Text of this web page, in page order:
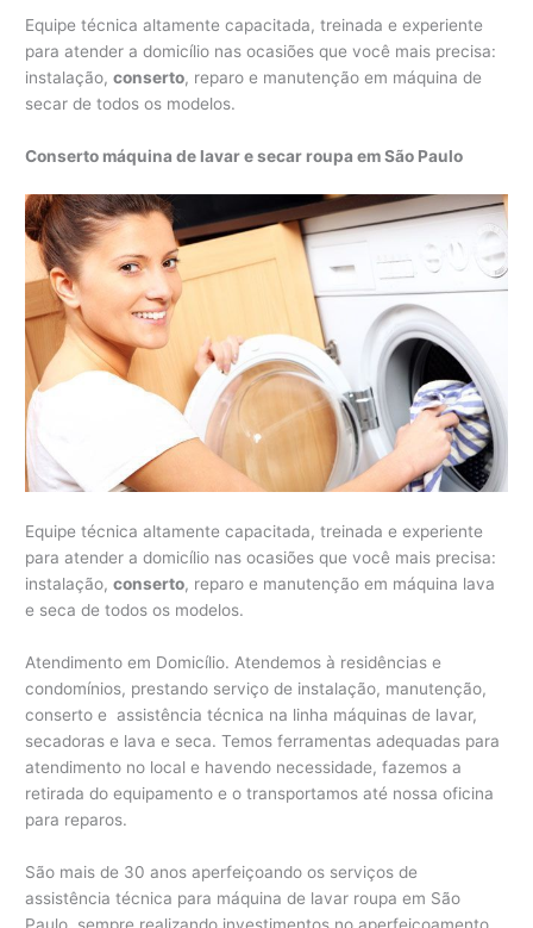
Equipe técnica altamente capacitada, treinada e experiente
para atender a domicílio nas ocasiões que você mais precisa:
instalação,conserto, reparo e manutenção em máquina de
secar de todos os modelos.
Conserto máquina de lavar e secar roupa em São Paulo
Equipe técnica altamente capacitada, treinada e experiente
para atender a domicílio nas ocasiões que você mais precisa:
instalação,conserto, reparo e manutenção em máquina lava
e seca de todos os modelos.
Atendimento em Domicílio. Atendemos à residências e
condomínios, prestando serviço de instalação, manutenção,
conserto e assistência técnica na linha máquinas de lavar,
secadoras e lava e seca. Temos ferramentas adequadas para
atendimento no local e havendo necessidade, fazemos a
retirada do equipamento e o transportamos até nossa oficina
para reparos.
São mais de 30 anos aperfeiçoando os serviços de
assistência técnica para máquina de lavar roupa em São
Paulo, sempre realizando investimentos no aperfeiçoamento